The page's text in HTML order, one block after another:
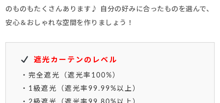
のものもたくさんあります♪ 自分の好みに合ったものを選んで、
安心＆おしゃれな空間を作りましょう！
遮光カーテンのレベル
・完全遮光（遮光率100%）
・1級遮光（遮光率99.99%以上）